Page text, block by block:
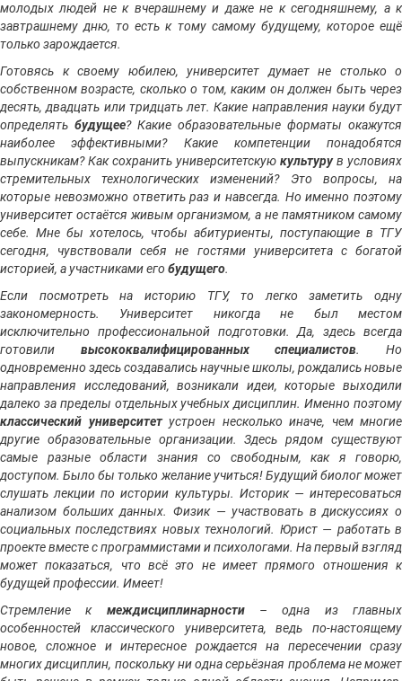
молодых людей не к вчерашнему и даже не к сегодняшнему, а к
завтрашнему дню, то есть к тому самому будущему, которое ещё
только зарождается.
Готовясь к своему юбилею, университет думает не столько о
собственном возрасте, сколько о том, каким он должен быть через
десять, двадцать или тридцать лет. Какие направления науки будут
определять будущее? Какие образовательные форматы окажутся
наиболее эффективными? Какие компетенции понадобятся
выпускникам? Как сохранить университетскую культурув условиях
стремительных технологических изменений? Это вопросы, на
которые невозможно ответить раз и навсегда. Но именно поэтому
университет остаётся живым организмом, а не памятником самому
себе. Мне бы хотелось, чтобы абитуриенты, поступающие в ТГУ
сегодня, чувствовали себя не гостями университета с богатой
историей, а участниками его будущего.
Если посмотреть на историю ТГУ, то легко заметить одну
закономерность. Университет никогда не был местом
исключительно профессиональной подготовки. Да, здесь всегда
готовили высококвалифицированных специалистов. Но
одновременно здесь создавались научные школы, рождались новые
направления исследований, возникали идеи, которые выходили
далеко за пределы отдельных учебных дисциплин. Именно поэтому
классический университет устроен несколько иначе, чем многие
другие образовательные организации. Здесь рядом существуют
самые разные области знания со свободным, как я говорю,
доступом. Было бы только желание учиться! Будущий биолог может
слушать лекции по истории культуры. Историк — интересоваться
анализом больших данных. Физик — участвовать в дискуссиях о
социальных последствиях новых технологий. Юрист — работать в
проекте вместе с программистами и психологами. На первый взгляд
может показаться, что всё это не имеет прямого отношения к
будущей профессии. Имеет!
Стремление к междисциплинарности – одна из главных
особенностей классического университета, ведь по-настоящему
новое, сложное и интересное рождается на пересечении сразу
многих дисциплин, поскольку ни одна серьёзная проблема не может